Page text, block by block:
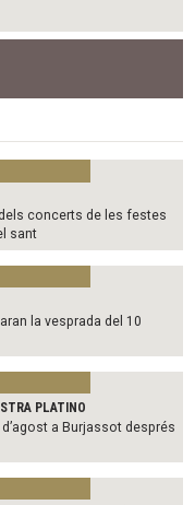
concerts de les festes
sant
la vesprada del 10
PLATINO
a Burjassot després